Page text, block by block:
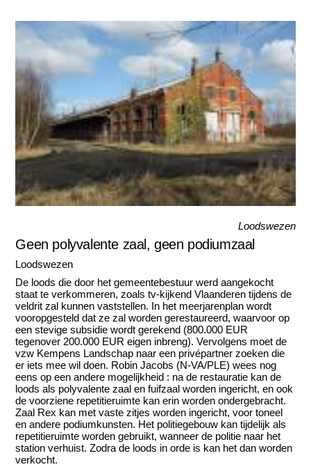
Loodswezen
Geen polyvalente zaal, geen podiumzaal
Loodswezen
De loods die door het gemeentebestuur werd aangekocht
staat te verkommeren, zoals tv-kijkend Vlaanderen tijdens de
veldrit zal kunnen vaststellen. In het meerjarenplan wordt
vooropgesteld dat ze zal worden gerestaureerd, waarvoor op
een stevige subsidie wordt gerekend (800.000 EUR
tegenover 200.000 EUR eigen inbreng). Vervolgens moet de
vzw Kempens Landschap naar een privépartner zoeken die
er iets mee wil doen. Robin Jacobs (N-VA/PLE) wees nog
eens op een andere mogelijkheid : na de restauratie kan de
loods als polyvalente zaal en fuifzaal worden ingericht, en ook
de voorziene repetitieruimte kan erin worden ondergebracht.
Zaal Rex kan met vaste zitjes worden ingericht, voor toneel
en andere podiumkunsten. Het politiegebouw kan tijdelijk als
repetitieruimte worden gebruikt, wanneer de politie naar het
station verhuist. Zodra de loods in orde is kan het dan worden
verkocht.